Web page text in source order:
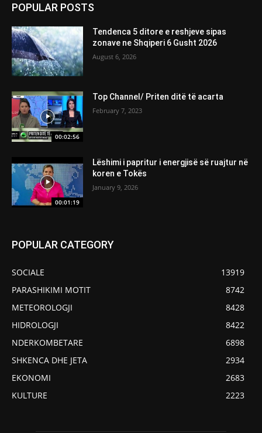
POPULAR POSTS
Tendenca 5 ditore e reshjeve sipas
zonave ne Shqiperi 6 Gusht 2026
August 6, 2026
00:02:56
Top Channel/ Priten ditë të acarta
February 7, 2023
00:01:19
Lëshimi i papritur i energjisë së ruajtur në
koren e Tokës
January 9, 2026
POPULAR CATEGORY
SOCIALE
13919
PARASHIKIMI MOTIT
8742
METEOROLOGJI
8428
HIDROLOGJI
8422
NDERKOMBETARE
6898
SHKENCA DHE JETA
2934
EKONOMI
2683
KULTURE
2223